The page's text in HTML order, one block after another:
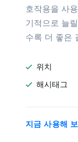
호작용을 사
기적으로 늘
수록 더 좋은
 위치
 해시태그
지금 사용해